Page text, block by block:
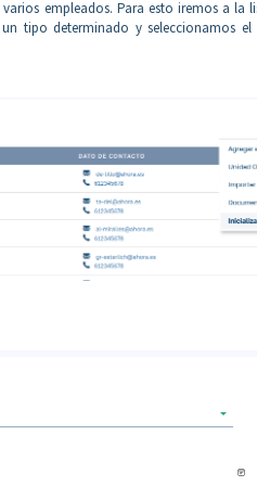
empleados. Para esto iremos a la
tipo determinado y seleccionamos el